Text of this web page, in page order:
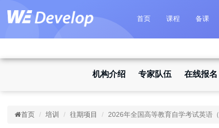
首页 课程 备课
机构介绍 专家队伍 在线报名
首页 培训 往期项目 2026年全国高等教育自学考试英语